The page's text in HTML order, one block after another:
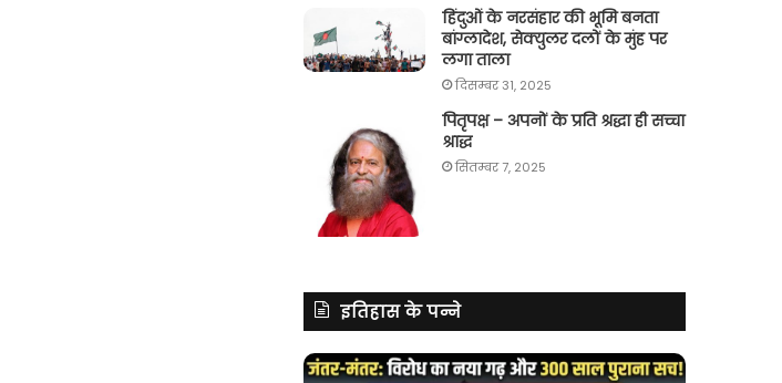
हिंदुओं के नरसंहार की भूमि बनता
बांग्लादेश, सेक्युलर दलों के मुंह पर
लगा ताला
दिसम्बर 31, 2025
पितृपक्ष – अपनों के प्रति श्रद्धा ही सच्चा
श्राद्ध
सितम्बर 7, 2025
इतिहास के पन्ने